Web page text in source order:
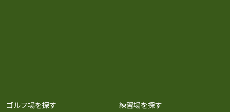
ゴルフ場を探す 練習場を探す